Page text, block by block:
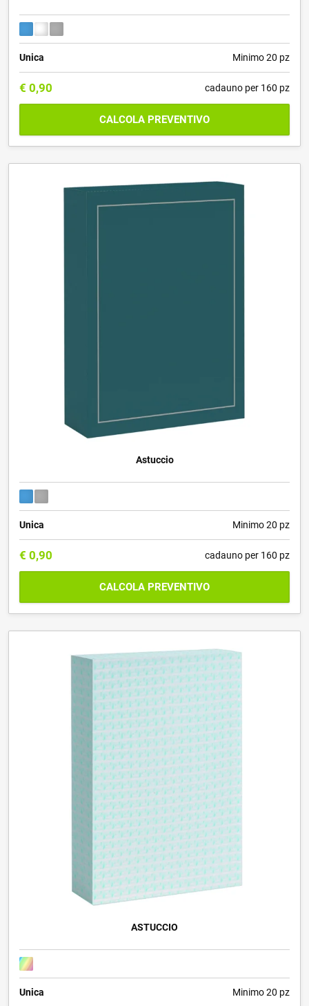
Unica Minimo 20 pz
€ 0,90 cadauno per 160 pz
CALCOLA PREVENTIVO
Astuccio
Unica Minimo 20 pz
€ 0,90 cadauno per 160 pz
CALCOLA PREVENTIVO
ASTUCCIO
Unica Minimo 20 pz